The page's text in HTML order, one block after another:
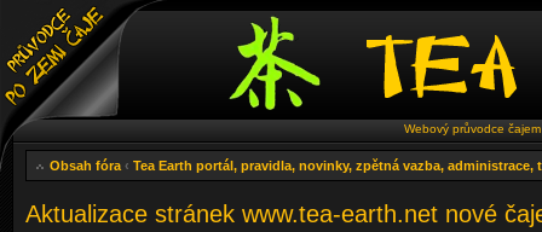
Webový průvodce
Obsah fóra ‹ Tea Earth portál, pravidla, novinky, zpětná vazba, administrace,
Aktualizace stránek www.tea-earth.net nové